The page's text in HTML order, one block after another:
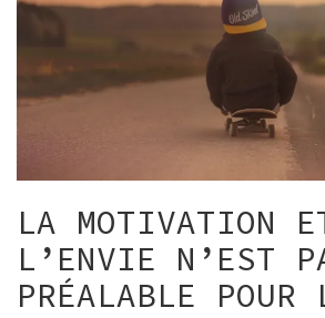
LA MOTIVATION
L’ENVIE N’EST
PRÉALABLE POUR